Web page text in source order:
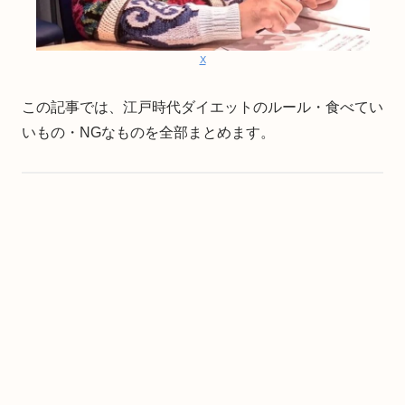
X
この記事では、江戸時代ダイエットのルール・食べてい
いもの・NGなものを全部まとめます。